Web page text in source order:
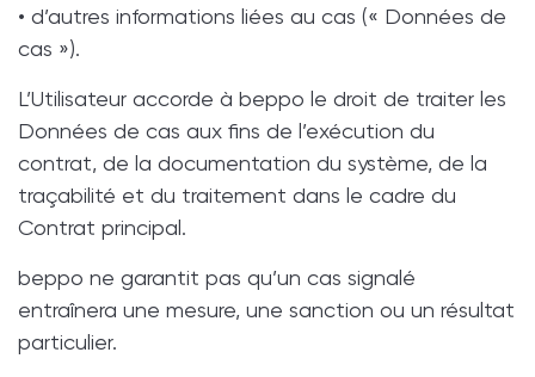
• d’autres informations liées au cas (« Données de
cas »).
L’Utilisateur accorde à beppo le droit de traiter les
Données de cas aux fins de l’exécution du
contrat, de la documentation du système, de la
traçabilité et du traitement dans le cadre du
Contrat principal.
beppo ne garantit pas qu’un cas signalé
entraînera une mesure, une sanction ou un résultat
particulier.